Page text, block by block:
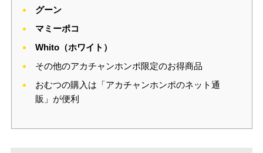
グーン
マミーポコ
Whito（ホワイト）
その他のアカチャンホンポ限定のお得商品
おむつの購入は「アカチャンホンポのネット通
販」が便利